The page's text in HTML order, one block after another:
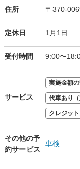
住所 〒370-
定休日 1月1日
受付時間 9:00〜
サービス
実施金額
代車あり
クレジッ
その他の予
約サービス
車検